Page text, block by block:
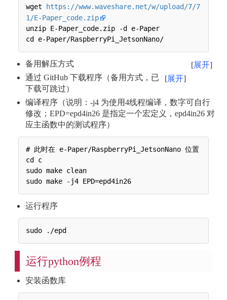
wget
https://www.waveshare.net/w/upload/7/7
1/E-Paper_code.zip
unzip E-Paper_code.zip -d e-Paper
展开
备用解压方式
展开
通过 GitHub 下载程序（备用方式，已
下载可跳过）
编译程序（说明：-j4 为使用4线程编译，数字可自行
修改；EPD=epd4in26 是指定一个宏定义，epd4in26 对
应主函数中的测试程序）
# 此时在 e-Paper/RaspberryPi_JetsonNano 位置
cd c
sudo make clean
运行程序
运行python例程
安装函数库